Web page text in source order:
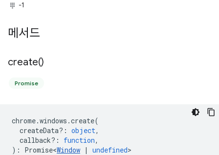
-1
메서드
create()
Promise
chrome.windows .create(
createData? : object,
callback? : function,
) : Promise<Window | undefined>